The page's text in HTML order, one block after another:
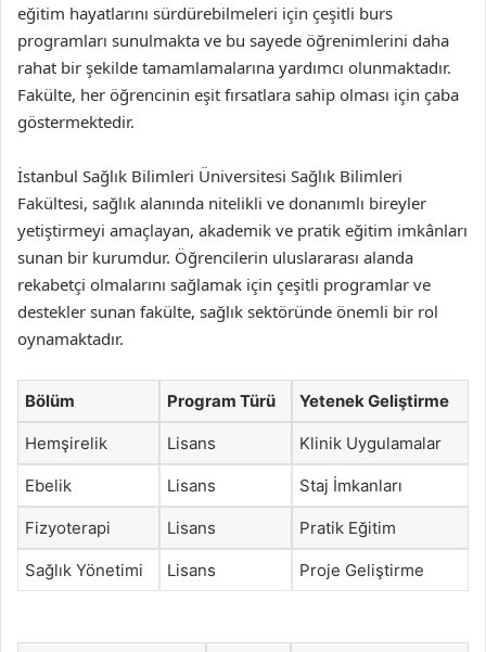
eğitim hayatlarını sürdürebilmeleri için çeşitli burs
programları sunulmakta ve bu sayede öğrenimlerini daha
rahat bir şekilde tamamlamalarına yardımcı olunmaktadır.
Fakülte, her öğrencinin eşit fırsatlara sahip olması için çaba
göstermektedir.
İstanbul Sağlık Bilimleri Üniversitesi Sağlık Bilimleri
Fakültesi, sağlık alanında nitelikli ve donanımlı bireyler
yetiştirmeyi amaçlayan, akademik ve pratik eğitim imkânları
sunan bir kurumdur. Öğrencilerin uluslararası alanda
rekabetçi olmalarını sağlamak için çeşitli programlar ve
destekler sunan fakülte, sağlık sektöründe önemli bir rol
oynamaktadır.
Bölüm Program Türü Yetenek Geliştirme
Hemşirelik Lisans Klinik Uygulamalar
Ebelik Lisans Staj İmkanları
Fizyoterapi Lisans Pratik Eğitim
Sağlık Yönetimi Lisans Proje Geliştirme